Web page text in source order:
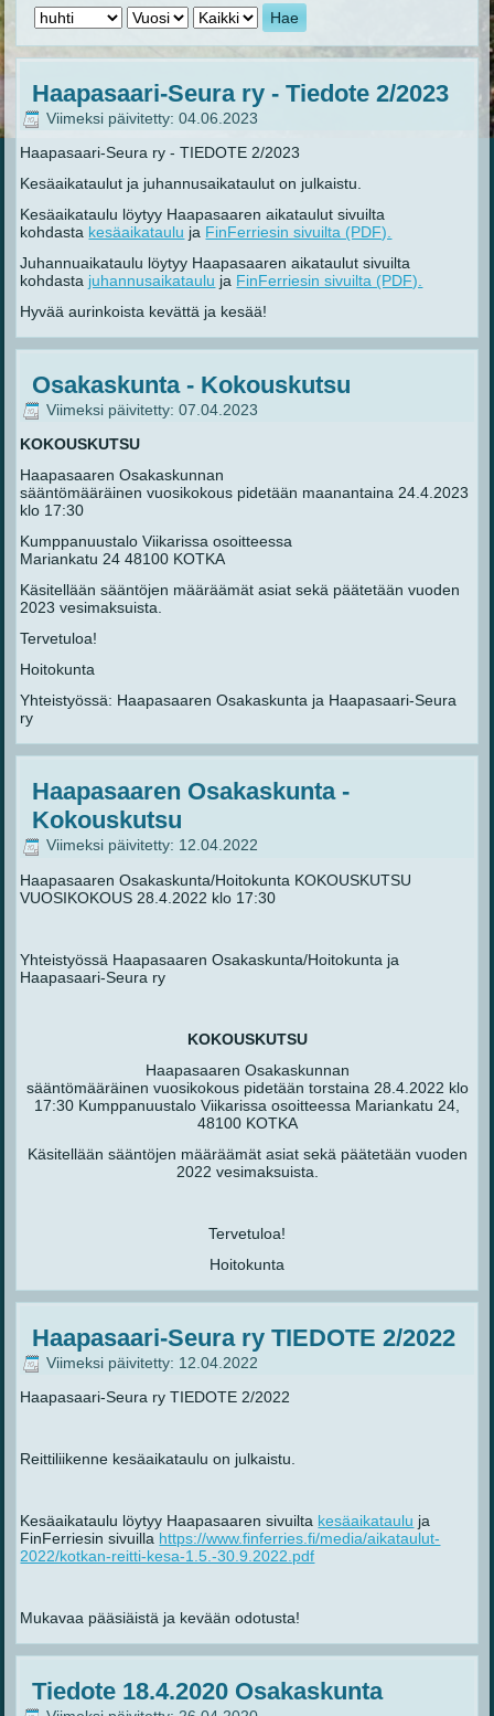
Hae
Haapasaari-Seura ry - Tiedote 2/2023
Viimeksi päivitetty: 04.06.2023
Haapasaari-Seura ry - TIEDOTE 2/2023
Kesäaikataulut ja juhannusaikataulut on julkaistu.
Kesäaikataulu löytyy Haapasaaren aikataulut sivuilta
kohdasta kesäaikataulu ja FinFerriesin sivuilta (PDF).
Juhannuaikataulu löytyy Haapasaaren aikataulut sivuilta
kohdasta juhannusaikataulu ja FinFerriesin sivuilta (PDF).
Hyvää aurinkoista kevättä ja kesää!
Osakaskunta - Kokouskutsu
Viimeksi päivitetty: 07.04.2023
KOKOUSKUTSU
Haapasaaren Osakaskunnan
sääntömääräinen vuosikokous pidetään maanantaina 24.4.2023
klo 17:30
Kumppanuustalo Viikarissa osoitteessa
Mariankatu 24 48100 KOTKA
Käsitellään sääntöjen määräämät asiat sekä päätetään vuoden
2023 vesimaksuista.
Tervetuloa!
Hoitokunta
Yhteistyössä: Haapasaaren Osakaskunta ja Haapasaari-Seura
ry
Haapasaaren Osakaskunta -
Kokouskutsu
Viimeksi päivitetty: 12.04.2022
Haapasaaren Osakaskunta/Hoitokunta KOKOUSKUTSU
VUOSIKOKOUS 28.4.2022 klo 17:30
Yhteistyössä Haapasaaren Osakaskunta/Hoitokunta ja
Haapasaari-Seura ry
KOKOUSKUTSU
Haapasaaren Osakaskunnan
sääntömääräinen vuosikokous pidetään torstaina 28.4.2022 klo
17:30 Kumppanuustalo Viikarissa osoitteessa Mariankatu 24,
48100 KOTKA
Käsitellään sääntöjen määräämät asiat sekä päätetään vuoden
2022 vesimaksuista.
Tervetuloa!
Hoitokunta
Haapasaari-Seura ry TIEDOTE 2/2022
Viimeksi päivitetty: 12.04.2022
Haapasaari-Seura ry TIEDOTE 2/2022
Reittiliikenne kesäaikataulu on julkaistu.
Kesäaikataulu löytyy Haapasaaren sivuilta kesäaikataulu ja
FinFerriesin sivuilla https://www.finferries.fi/media/aikataulut-
2022/kotkan-reitti-kesa-1.5.-30.9.2022.pdf
Mukavaa pääsiäistä ja kevään odotusta!
Tiedote 18.4.2020 Osakaskunta